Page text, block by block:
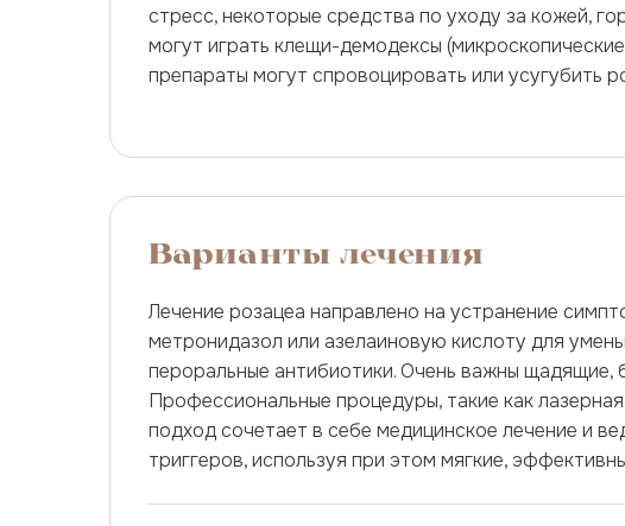
стресс, некоторые средства по уходу за кожей,
могут играть клещи-демодексы
препараты могут спровоцировать или усугубить
Варианты лечения
Лечение розацеа направлено на устранение
метронидазол или азелаиновую кислоту для
пероральные антибиотики. Очень важны
Профессиональные процедуры, такие как
подход сочетает в себе медицинское лечение и
триггеров, используя при этом мягкие,